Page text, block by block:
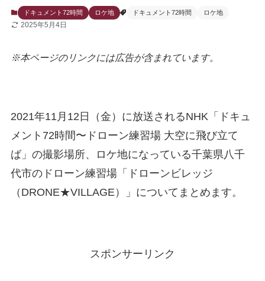
ドキュメント72時間 ロケ地 ドキュメント72時間 ロケ地
2025年5月4日
※本ページのリンクには広告が含まれています。
2021年11月12日（金）に放送されるNHK「ドキュ
メント72時間〜ドローン練習場 大空に飛び立て
ば」の撮影場所、ロケ地になっている千葉県八千
代市のドローン練習場「ドローンビレッジ
（DRONE★VILLAGE）」についてまとめます。
スポンサーリンク